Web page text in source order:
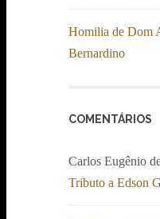
Homilia de Dom
Bernardino
COMENTÁRIOS
Carlos Eugênio
Tributo a Edson